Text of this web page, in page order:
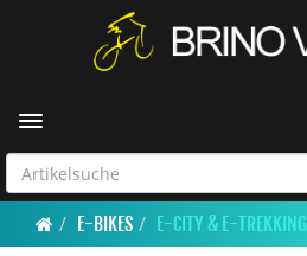
Toggle navigation
E-BIKES E-CITY & E-TREKKING